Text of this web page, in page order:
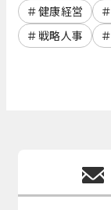
健康経営
戦略人事